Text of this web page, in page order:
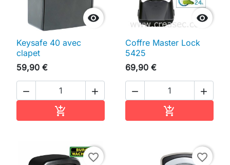

Keysafe 40 avec
clapet
59,90 €
 


Coffre Master Lock
5425
69,90 €
 

favorite_border favorite_border